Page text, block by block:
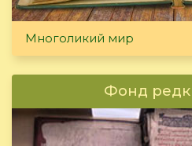
Многоликий мир
Фонд